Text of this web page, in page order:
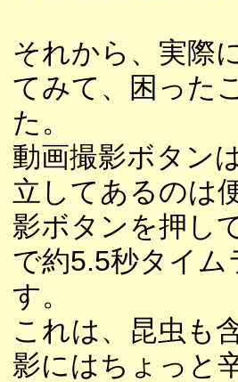
それから、実際
てみて、困った
た。
動画撮影ボタン
立してあるのは
影ボタンを押し
で約5.5秒タイ
す。
これは、昆虫も
影にはちょっと